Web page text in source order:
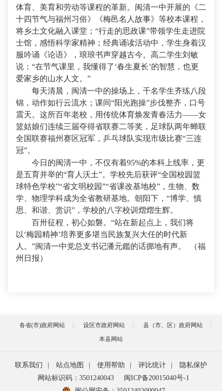
体育、美育和劳动等课程的革新。闽清一中开展的《二
十四节气与福州习俗》《梅邑名人故事》等校本课程，
将乡土文化融入课堂；“行走的思政课”带领学生走进院
士馆，感悟科学家精神；经典诵读活动中，学生身着汉
服吟诵《论语》，琅琅书声穿越古今。高二学生刘敏
说：“在节气课里，我懂得了‘春生夏长’的智慧，也更
爱家乡的山水人文。”
每天清晨，闽清一中的操场上，千名学生齐练八段
锦，动作如行云流水；课间“阳光跑操”步伐整齐，口号
震天。这所百年老校，用传统体育焕发青春活力——女
篮姑娘们连续三届夺得省联赛二等奖，足球队两年蝉联
全国联赛福州赛区冠军，乒乓球队实现市级比赛“三连
冠”。
今日的闽清一中，不仅有着95%的本科上线率，更
是五育并举的“育人沃土”。学校先后获评“全国校园篮
球特色学校”“省文明校园”“省课改基地校”，生物、数
学、物理学科成为全省教研基地。朝阳下，“博学、慎
思、和谐、赏识”，学校的八字校训熠熠生辉。
百卅征程，初心如磐。“站在新起点上，我们将
以‘梅园精神’培养更多堪当民族复兴大任的时代新
人。”闽清一中党总支书记潘元鑑的话掷地有声。 （福
州日报）
各省(市)政府网站 设区市政府网站
县（市、区）政府网站
本县网站
联系我们 站点地图 使用帮助 评比统计
隐私保护
网站标识码：3501240043
闽ICP备20015040号-1